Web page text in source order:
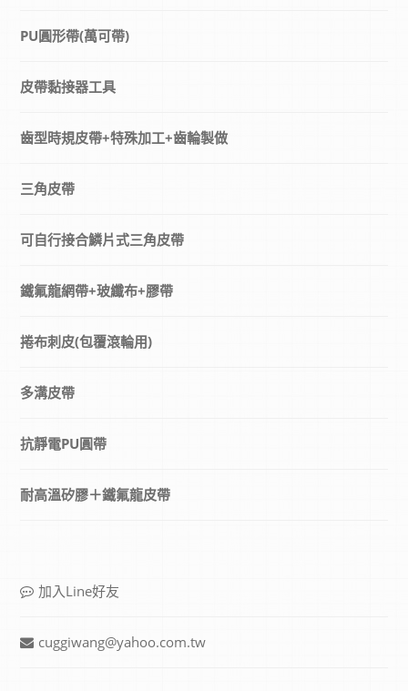
PU圓形帶(萬可帶)
皮帶黏接器工具
齒型時規皮帶+特殊加工+齒輪製做
三角皮帶
可自行接合鱗片式三角皮帶
鐵氟龍網帶+玻纖布+膠帶
捲布刺皮(包覆滾輪用)
多溝皮帶
抗靜電PU圓帶
耐高溫矽膠＋鐵氟龍皮帶
加入Line好友
cuggiwang@yahoo.com.tw